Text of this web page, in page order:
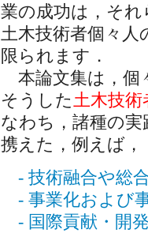
業の成功は，そ
土木技術者個々
限られます．
本論文集は，個
そうした 土木技
なわち，諸種の
携えた，例えば，
- 技術融合や総
- 事業化および
- 国際貢献・開